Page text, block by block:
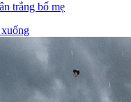
trắng bố mẹ